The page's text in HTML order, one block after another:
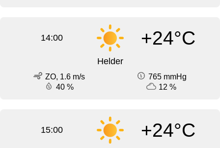
14:00 +24°C
Helder
ZO, 1.6 m/s
765 mmHg
40 %
12 %
15:00 +24°C